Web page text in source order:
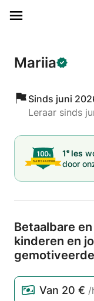
Mariia
Sinds juni
Leraar sinds
1e les
door
Betaalbare
kinderen en
Van 20 € /